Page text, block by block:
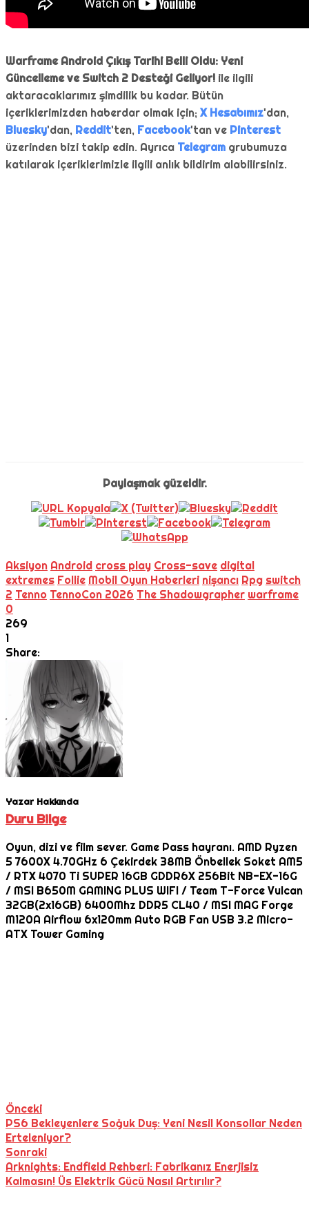
Warframe Android Çıkış Tarihi Belli Oldu: Yeni
Güncelleme ve Switch 2 Desteği Geliyor! ile ilgili
aktaracaklarımız şimdilik bu kadar. Bütün
içeriklerimizden haberdar olmak için; X Hesabımız'dan,
Bluesky'dan, Reddit'ten, Facebook'tan ve Pinterest
üzerinden bizi takip edin. Ayrıca Telegram grubumuza
katılarak içeriklerimizle ilgili anlık bildirim alabilirsiniz.
Paylaşmak güzeldir.
Aksiyon Android cross play Cross-save digital
extremes Follie Mobil Oyun Haberleri nişancı Rpg switch
2 Tenno TennoCon 2026 The Shadowgrapher warframe
0
269
1
Share:
Yazar Hakkında
Duru Bilge
Oyun, dizi ve film sever. Game Pass hayranı. AMD Ryzen
5 7600X 4.70GHz 6 Çekirdek 38MB Önbellek Soket AM5
/ RTX 4070 Ti SUPER 16GB GDDR6X 256Bit NB-EX-16G
/ MSI B650M GAMING PLUS WIFI / Team T-Force Vulcan
32GB(2x16GB) 6400Mhz DDR5 CL40 / MSI MAG Forge
M120A Airflow 6x120mm Auto RGB Fan USB 3.2 Micro-
ATX Tower Gaming
Önceki
PS6 Bekleyenlere Soğuk Duş: Yeni Nesil Konsollar Neden
Erteleniyor?
Sonraki
Arknights: Endfield Rehberi: Fabrikanız Enerjisiz
Kalmasın! Üs Elektrik Gücü Nasıl Artırılır?